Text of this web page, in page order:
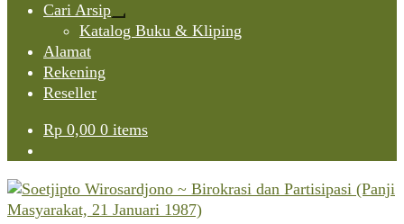
Cari Arsip
Expand
child
Katalog Buku & Kliping
Alamat
Rekening
Reseller
Rp 0,00 0 items